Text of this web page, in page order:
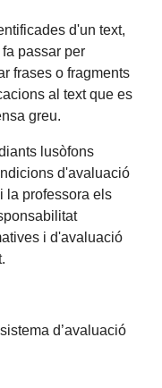
d'un text,
passar per
frases o fragments
al text que es
greu.
lusòfons
d'avaluació
la professora els
i d'avaluació
d’avaluació